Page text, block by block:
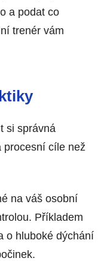
a podat co
trenér vám
si správná
procesní cíle než
na váš osobní
Příkladem
o hluboké dýchání